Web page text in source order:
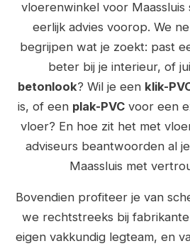
vloerenwinkel voor Maassluis
eerlijk advies voorop. We
begrijpen wat je zoekt: past
beter bij je interieur, of
betonlook? Wil je een klik-
is, of een plak-PVCvoor een
vloer? En hoe zit het met
adviseurs beantwoorden al
Maassluis met
Bovendien profiteer je van
we rechtstreeks bij
eigen vakkundig legteam, en